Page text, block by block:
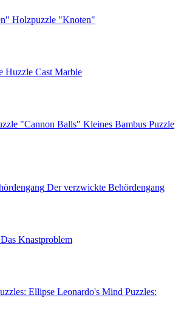
Holzpuzzle "Knoten"
Huzzle Cast Marble
Kleines Bambus Puzzle
Der verzwickte Behördengang
Das Knastproblem
Leonardo's Mind Puzzles: